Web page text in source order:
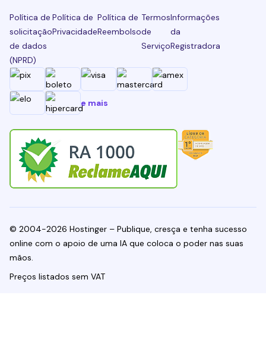
Política de
solicitação
de dados
(NPRD)
Política de
Privacidade
Política de
Reembolso
Termos
de
Serviço
Informações
da
Registradora
e mais
© 2004-2026 Hostinger – Publique, cresça e tenha sucesso
online com o apoio de uma IA que coloca o poder nas suas
mãos.
Preços listados sem VAT